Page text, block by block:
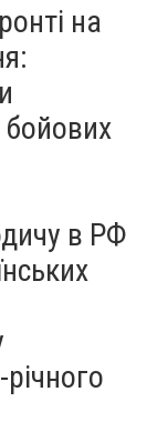
на
бойових
в РФ